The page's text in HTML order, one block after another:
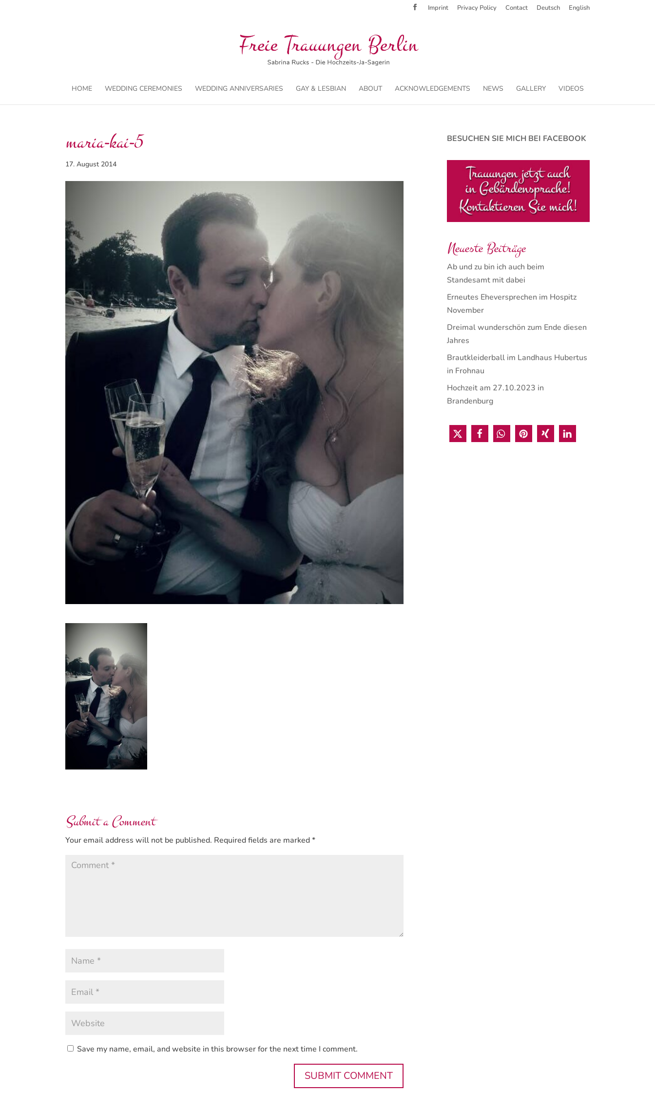
Imprint Privacy Policy Contact Deutsch English
HOME WEDDING CEREMONIES WEDDING ANNIVERSARIES GAY & LESBIAN ABOUT ACKNOWLEDGEMENTS NEWS GALLERY VIDEOS
maria-kai-5
17. August 2014
Submit a Comment
Your email address will not be published. Required fields are marked*
Save my name, email, and website in this browser for the next time I comment.
BESUCHEN SIE MICH BEI FACEBOOK
Neueste Beiträge
Ab und zu bin ich auch beim
Standesamt mit dabei
Erneutes Eheversprechen im Hospitz
November
Dreimal wunderschön zum Ende diesen
Jahres
Brautkleiderball im Landhaus Hubertus
in Frohnau
Hochzeit am 27.10.2023 in
Brandenburg